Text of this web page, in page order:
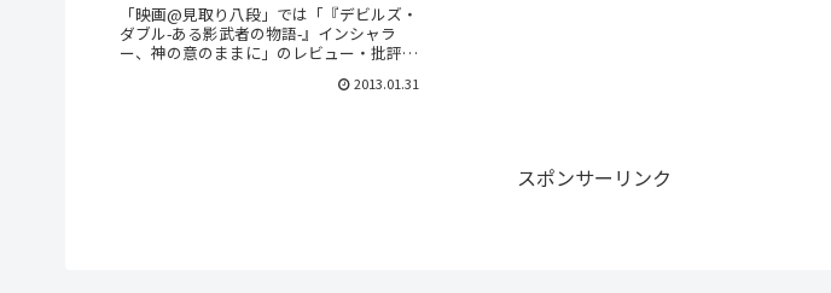
「映画@見取り八段」では「『デビルズ・
ダブル-ある影武者の物語-』インシャラ
ー、神の意のままに」のレビュー・批評・
ています。劇場上映中作品のネタバレ感想
2013.01.31
スポンサーリンク